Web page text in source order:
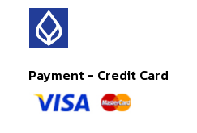
Payment - Credit Card